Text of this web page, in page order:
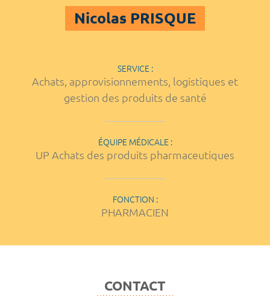
Nicolas PRISQUE
SERVICE :
Achats, approvisionnements, logistiques et
gestion des produits de santé
ÉQUIPE MÉDICALE :
UP Achats des produits pharmaceutiques
FONCTION :
PHARMACIEN
CONTACT